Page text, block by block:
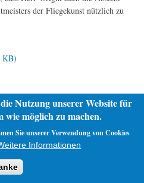
der Fliegekunst nützlich zu
KB)
Nutzung unserer Website für
wie möglich zu machen.
Sie unserer Verwendung von Cookies
Informationen